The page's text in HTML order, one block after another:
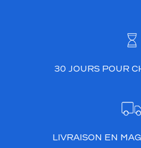
30 JOURS POUR
LIVRAISON EN